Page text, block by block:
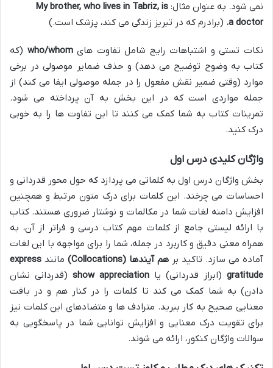
نمی شود. به عنوان مثال:
My brother, who lives in Tabriz, is
a doctor. (برادرم که در تبریز زندگی می کند، پزشک است.)
نکات تستی و اشتباهات رایج شامل تفاوت هایwho/whom (که
کتاب به وضوح توضیح می دهد) و حذف ضمایر موصولی در برخی
موارد (وقتی ضمیر نقش مفعول را در جمله موصولی ایفا می کند) از
جمله مواردی است که در این بخش به آن پرداخته می شود.
تمرینات کتاب به شما کمک می کنند تا این تفاوت ها را به خوبی
درک کنید.
واژگان کلیدی درس اول
بخش واژگان درس اول به کلماتی می پردازد که حول محور قدردانی و
احساسات می چرخند. این کلمات برای درک متون مرتبط و همچنین
افزایش دامنه لغات شما در مکالمات و نوشتار ضروری هستند. کتاب
با ارائه لیستی جامع از کلمات مهم کتاب درسی و فراتر از آن، به
همراه معنی دقیق و کاربرد در جمله، شما را برای مواجهه با این لغات
آماده می سازد. تاکید بر هم آیندها (Collocations) مانند express
gratitude (ابراز قدردانی) یا show appreciation (قدردانی نشان
دادن) به شما کمک می کند تا کلمات را در کنار هم و در بافت
معنایی صحیح به کار ببرید. مترادف ها و متضادهای این کلمات نیز
برای تقویت درک معنایی و افزایش توانایی شما در پاسخگویی به
سوالات واژگان کنکور، ارائه می شوند.